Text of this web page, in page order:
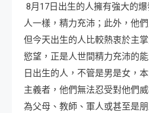
8月17日出生的人擁有強大的
人一樣，精力充沛；此外，他
但今天出生的人比較熱衷於主
慾望，正是人世間精力充沛的
日出生的人，不管是男是女，
主義者，他們無法忍受對他們
為父母、教師、軍人或甚至是